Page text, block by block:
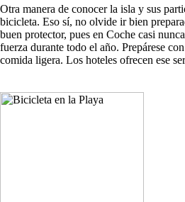
Otra manera de conocer la isla y sus
bicicleta. Eso sí, no olvide ir bien
buen protector, pues en Coche casi
fuerza durante todo el año. Prepárese
comida ligera. Los hoteles ofrecen ese